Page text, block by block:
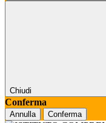
Chiudi
Conferma
Annulla Conferma